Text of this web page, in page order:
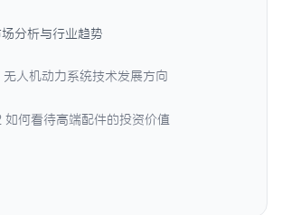
分析与行业趋势
无人机动力系统技术发展方向
如何看待高端配件的投资价值